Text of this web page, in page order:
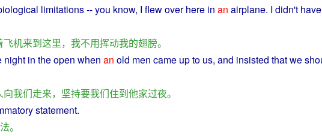
limitations-- you know, I flewoverhere in an airplane. I didn't have
飞机来到这里， 我不用挥动我的翅膀。
night in the open when an old men came up to us, and insisted thatwe
向我们走来， 坚持要我们住到他家过夜。
statement.
。